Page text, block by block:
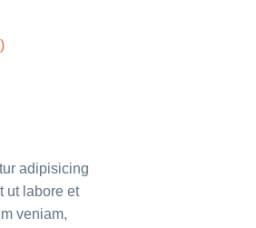
adipisicing
ut labore et
veniam,